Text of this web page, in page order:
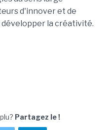
d'innover et de
la créativité.
Partagez le !